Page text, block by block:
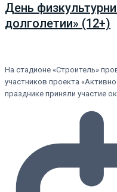
День
долголетии» (12+)
На стадионе «Строитель»
участников проекта
празднике приняли участие